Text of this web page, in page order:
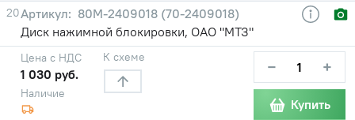
20
80М-2409018 (70-2409018)
Диск нажимной блокировки, ОАО "МТЗ"
Наличие
Цена с НДС
1 030 руб.
К схеме − +
Купить